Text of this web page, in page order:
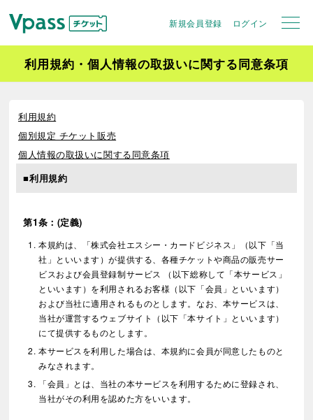
新規会員登録 ログイン
利用規約・個人情報の取扱いに関する同意条項
利用規約
個別規定 チケット販売
個人情報の取扱いに関する同意条項
■利用規約
第1条：(定義)
本規約は、「株式会社エスシー・カードビジネス」（以下「当
社」といいます）が提供する、各種チケットや商品の販売サー
ビスおよび会員登録制サービス （以下総称して「本サービス」
といいます）を利用されるお客様（以下「会員」といいます）
および当社に適用されるものとします。なお、本サービスは、
当社が運営するウェブサイト（以下「本サイト」といいます）
にて提供するものとします。
本サービスを利用した場合は、本規約に会員が同意したものと
みなされます。
「会員」とは、当社の本サービスを利用するために登録され、
当社がその利用を認めた方をいいます。